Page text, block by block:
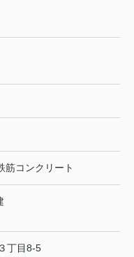
筋コンクリート
３丁目8-5